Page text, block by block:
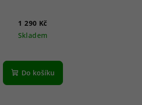
1 290 Kč
Skladem
Do košíku